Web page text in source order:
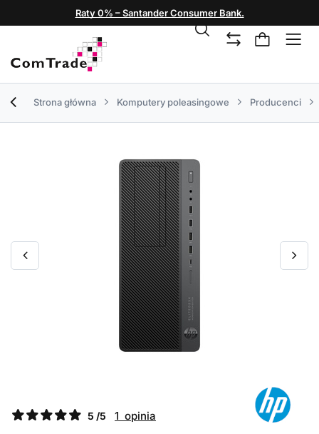
Raty 0% – Santander Consumer Bank.
Strona główna Komputery poleasingowe Producenci
5 /5 1 opinia